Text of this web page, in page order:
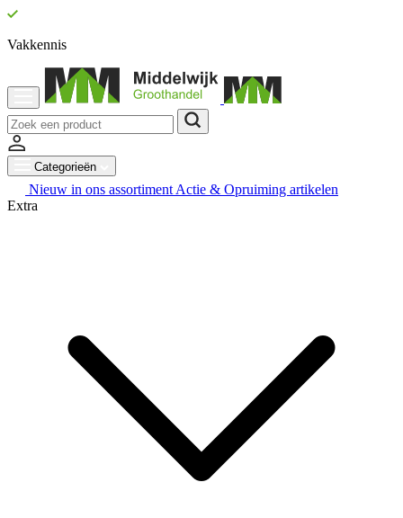
Vakkennis
Categorieën
Nieuw in ons assortiment Actie & Opruiming artikelen
Extra